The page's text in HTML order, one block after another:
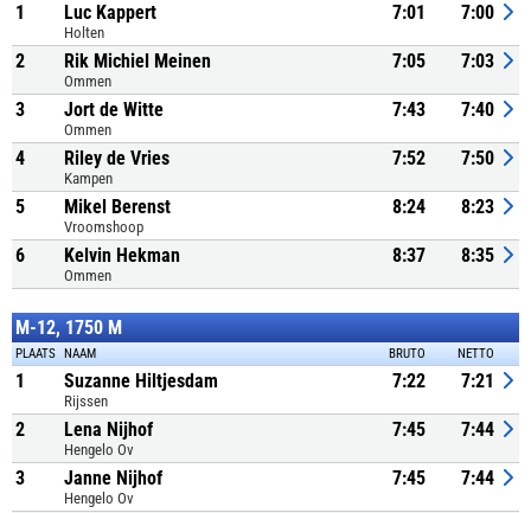
1 Luc Kappert
Holten
7:01 7:00
2 Rik Michiel Meinen
Ommen
7:05 7:03
3 Jort de Witte
Ommen
7:43 7:40
4 Riley de Vries
Kampen
7:52 7:50
5 Mikel Berenst
Vroomshoop
8:24 8:23
6 Kelvin Hekman
Ommen
8:37 8:35
M-12, 1750 M
PLAATS NAAM BRUTO NETTO
1 Suzanne Hiltjesdam
Rijssen
7:22 7:21
2 Lena Nijhof
Hengelo Ov
7:45 7:44
3 Janne Nijhof
Hengelo Ov
7:45 7:44